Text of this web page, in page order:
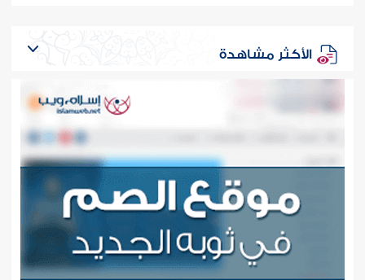
الأكثر مشاهدة